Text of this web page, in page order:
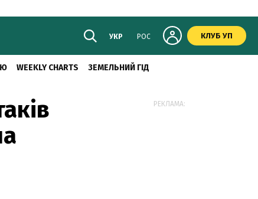
УКР РОС КЛУБ УП
WEEKLY CHARTS ЗЕМЕЛЬНИЙ ГІД
РЕКЛАМА: